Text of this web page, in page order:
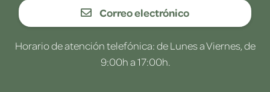
Correo electrónico
Horario de atención telefónica: de Lunes a Viernes, de
9:00h a 17:00h.